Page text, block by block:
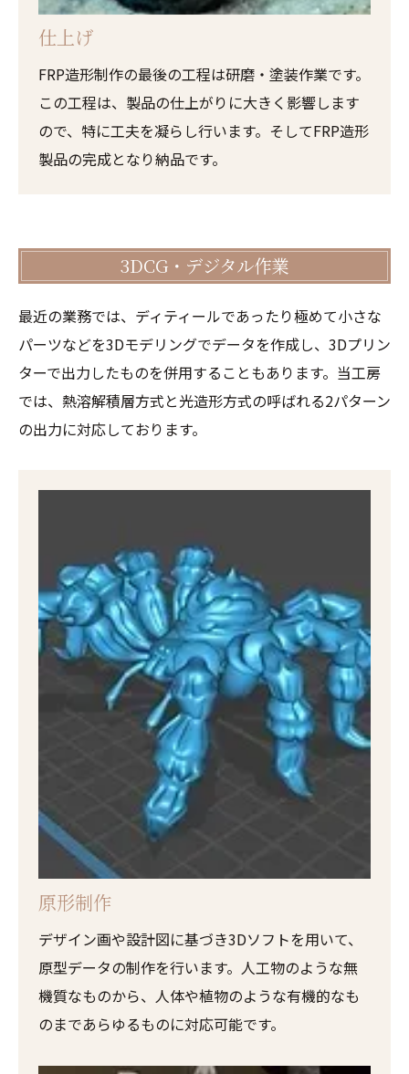
仕上げ
FRP造形制作の最後の工程は研磨・塗装作業です。
この工程は、製品の仕上がりに大きく影響します
ので、特に工夫を凝らし行います。そしてFRP造形
製品の完成となり納品です。
3DCG・デジタル作業
最近の業務では、ディティールであったり極めて小さな
パーツなどを3Dモデリングでデータを作成し、3Dプリン
ターで出力したものを併用することもあります。当工房
では、熱溶解積層方式と光造形方式の呼ばれる2パターン
の出力に対応しております。
原形制作
デザイン画や設計図に基づき3Dソフトを用いて、
原型データの制作を行います。人工物のような無
機質なものから、人体や植物のような有機的なも
のまであらゆるものに対応可能です。